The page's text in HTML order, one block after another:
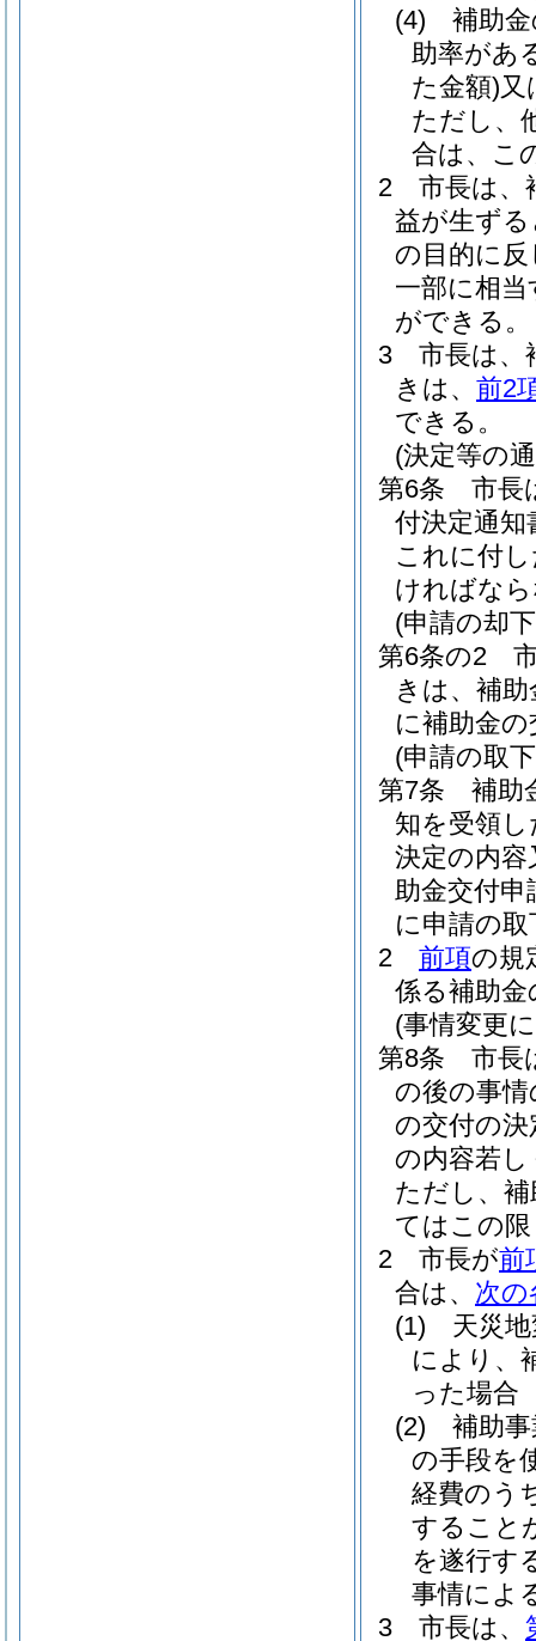
(4)
補助
助率があ
た金額)又
ただし、
合は、こ
2
市長は、
益が生ず
の目的に
一部に相
ができる。
3
市長は、
きは、 前2
できる。
(決定等の
第6条
市長
付決定通知
これに付
ければな
(申請の却
第6条の2
きは、補
に補助金
(申請の取
第7条
補助
知を受領
決定の内
助金交付申
に申請の
2
前項の規
係る補助
(事情変更
第8条
市長
の後の事
の交付の
の内容若
ただし、
てはこの
2
市長が前
合は、 次の
(1)
天災
により、
った場合
(2)
補助
の手段を
経費のう
すること
を遂行す
事情によ
3
市長は、